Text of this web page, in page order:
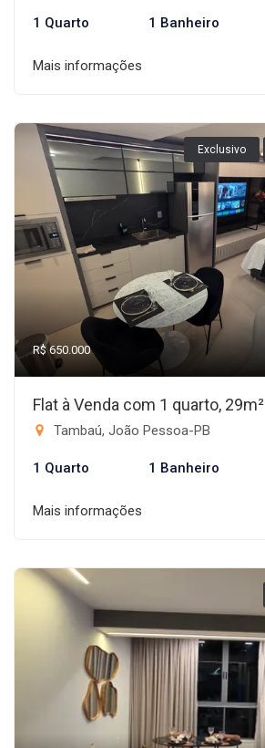
1 Quarto 1 Banheiro
Mais informações
Exclusivo
R$ 650.000
Flat à Venda com 1 quarto, 29m²
Tambaú, João Pessoa-PB
1 Quarto 1 Banheiro
Mais informações